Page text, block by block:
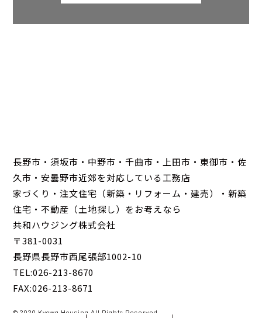
長野市・須坂市・中野市・千曲市・上田市・東御市・佐
久市・安曇野市近郊を対応している工務店
家づくり・注文住宅（新築・リフォーム・建売）・新築
住宅・不動産（土地探し）をお考えなら
共和ハウジング株式会社
〒381-0031
長野県長野市西尾張部1002-10
TEL:026-213-8670
FAX:026-213-8671
© 2020 Kyowa Housing All Rights Reserved.